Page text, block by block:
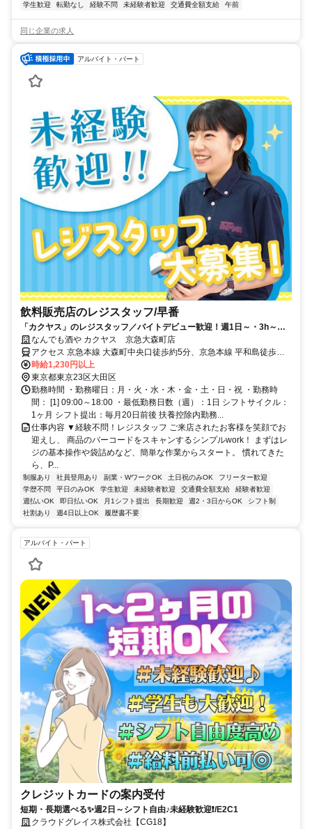
学生歓迎
転勤なし 経験不問 未経験者歓迎 交通費全額支給 午前
同じ企業の求人
アルバイト・パート
飲料販売店のレジスタッフ/早番
「カクヤス」のレジスタッフ／バイトデビュー歓迎！週1日～・3h～、
スキマ時間を有効活用◎日払いOK
なんでも酒や カクヤス 京急大森町店
アクセス 京急本線 大森町中央口徒歩約5分、京急本線 平和島徒歩約6
分、京急本線 梅屋敷（東京都）徒歩約13分 ※マイカー（車・バイ
ク）通勤不可
時給1,230円以上
東京都東京23区大田区
勤務時間 ・勤務曜日：月・火・水・木・金・土・日・祝 ・勤務時
間： [1] 09:00～18:00 ・最低勤務日数（週）：1日 シフトサイクル：
1ヶ月 シフト提出：毎月20日前後 扶養控除内勤務...
仕事内容 ▼経験不問！レジスタッフ ご来店されたお客様を笑顔でお
迎えし、 商品のバーコードをスキャンするシンプルwork！ まずはレ
ジの基本操作や袋詰めなど、簡単な作業からスタート。 慣れてきた
ら、P...
制服あり 社員登用あり 副業・WワークOK 土日祝のみOK
フリーター歓迎
学歴不問
平日のみOK 学生歓迎 未経験者歓迎 交通費全額支給
経験者歓迎
週払いOK
即日払いOK 月1シフト提出 長期歓迎 週2・3日からOK
シフト制
社割あり
週4日以上OK 履歴書不要
アルバイト・パート
クレジットカードの案内受付
短期・長期選べる✨週2日～シフト自由♪未経験歓迎❗/E2C1
クラウドグレイス株式会社【CG18】